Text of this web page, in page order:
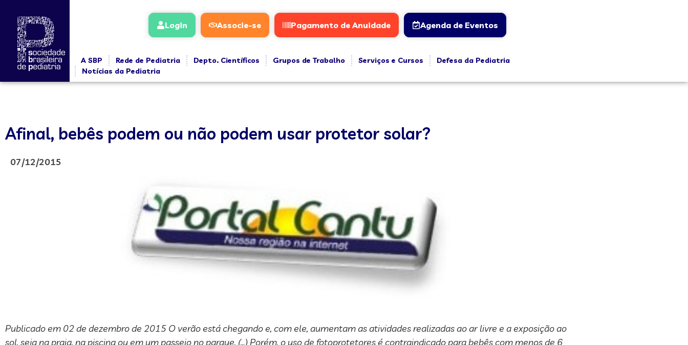
Login Associe-se Pagamento de Anuidade Agenda de Eventos
A SBP Rede de Pediatria Depto. Científicos Grupos de Trabalho Serviços e Cursos
Defesa da Pediatria
Notícias da Pediatria
Afinal, bebês podem ou não podem usar protetor solar?
07/12/2015
Publicado em 02 de dezembro de 2015 O verão está chegando e, com ele, aumentam as atividades realizadas ao ar livre e a exposição ao
sol, seja na praia, na piscina ou em um passeio no parque. (…) Porém, o uso de fotoprotetores é contraindicado para bebês com menos de 6